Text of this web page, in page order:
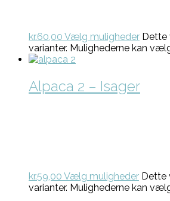
kr.60,00 Vælg muligheder Dette
varianter. Mulighederne kan
Alpaca 2 – Isager
kr.59,00 Vælg muligheder Dette
varianter. Mulighederne kan